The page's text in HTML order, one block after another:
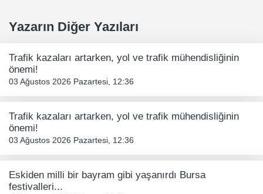
Yazarın Diğer Yazıları
Trafik kazaları artarken, yol ve trafik mühendisliğinin
önemi!
03 Ağustos 2026 Pazartesi, 12:36
Trafik kazaları artarken, yol ve trafik mühendisliğinin
önemi!
03 Ağustos 2026 Pazartesi, 12:36
Eskiden milli bir bayram gibi yaşanırdı Bursa
festivalleri...